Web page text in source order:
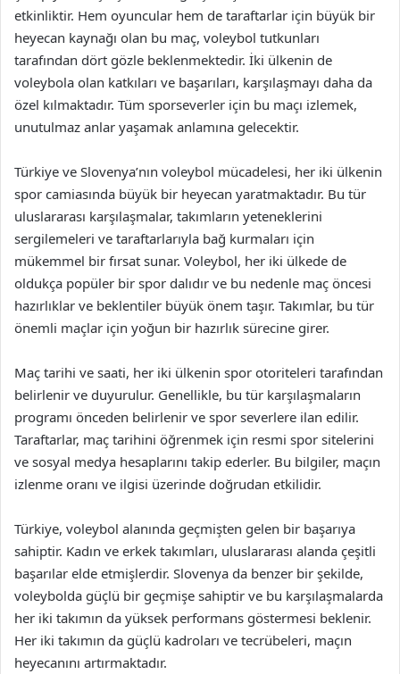
etkinliktir. Hem oyuncular hem de taraftarlar için büyük bir
heyecan kaynağı olan bu maç, voleybol tutkunları
tarafından dört gözle beklenmektedir. İki ülkenin de
voleybola olan katkıları ve başarıları, karşılaşmayı daha da
özel kılmaktadır. Tüm sporseverler için bu maçı izlemek,
unutulmaz anlar yaşamak anlamına gelecektir.
Türkiye ve Slovenya’nın voleybol mücadelesi, her iki ülkenin
spor camiasında büyük bir heyecan yaratmaktadır. Bu tür
uluslararası karşılaşmalar, takımların yeteneklerini
sergilemeleri ve taraftarlarıyla bağ kurmaları için
mükemmel bir fırsat sunar. Voleybol, her iki ülkede de
oldukça popüler bir spor dalıdır ve bu nedenle maç öncesi
hazırlıklar ve beklentiler büyük önem taşır. Takımlar, bu tür
önemli maçlar için yoğun bir hazırlık sürecine girer.
Maç tarihi ve saati, her iki ülkenin spor otoriteleri tarafından
belirlenir ve duyurulur. Genellikle, bu tür karşılaşmaların
programı önceden belirlenir ve spor severlere ilan edilir.
Taraftarlar, maç tarihini öğrenmek için resmi spor sitelerini
ve sosyal medya hesaplarını takip ederler. Bu bilgiler, maçın
izlenme oranı ve ilgisi üzerinde doğrudan etkilidir.
Türkiye, voleybol alanında geçmişten gelen bir başarıya
sahiptir. Kadın ve erkek takımları, uluslararası alanda çeşitli
başarılar elde etmişlerdir. Slovenya da benzer bir şekilde,
voleybolda güçlü bir geçmişe sahiptir ve bu karşılaşmalarda
her iki takımın da yüksek performans göstermesi beklenir.
Her iki takımın da güçlü kadroları ve tecrübeleri, maçın
heyecanını artırmaktadır.